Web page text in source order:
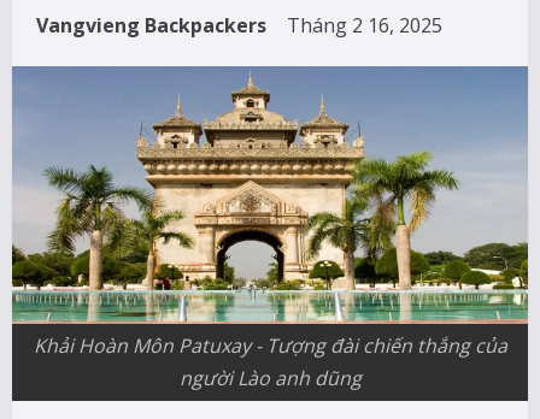
Vangvieng Backpackers Tháng 2 16, 2025
Khải Hoàn Môn Patuxay - Tượng đài chiến thắng của
người Lào anh dũng